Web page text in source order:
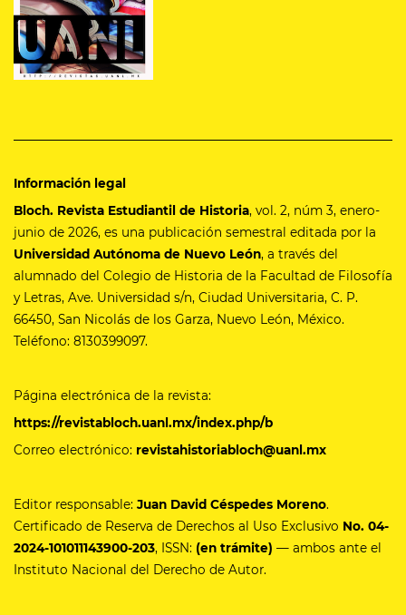
Información legal
Bloch. Revista Estudiantil de Historia, vol. 2, núm 3, enero-
junio de 2026, es una publicación semestral editada por la
Universidad Autónoma de Nuevo León, a través del
alumnado del Colegio de Historia de la Facultad de Filosofía
y Letras, Ave. Universidad s/n, Ciudad Universitaria, C. P.
66450, San Nicolás de los Garza, Nuevo León, México.
Teléfono: 8130399097.
Página electrónica de la revista:
https://revistabloch.uanl.mx/index.php/b
Correo electrónico: revistahistoriabloch@uanl.mx
Editor responsable: Juan David Céspedes Moreno.
Certificado de Reserva de Derechos al Uso Exclusivo No. 04-
2024-101011143900-203, ISSN: (en trámite) — ambos ante el
Instituto Nacional del Derecho de Autor.